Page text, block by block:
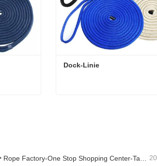
Dock-Linie
Rope Factory-One Stop Shopping Center-Tai an Rope LTD